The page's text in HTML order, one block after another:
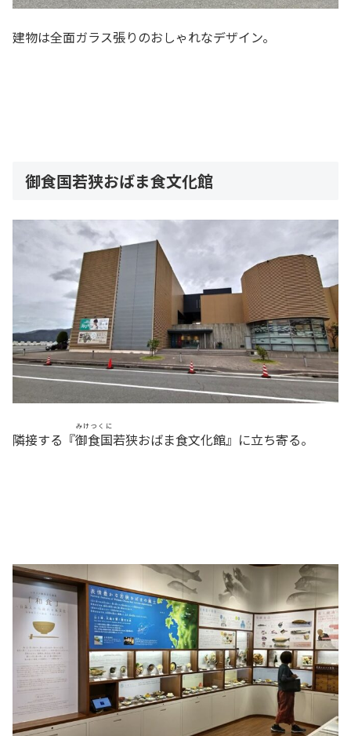
建物は全面ガラス張りのおしゃれなデザイン。
御食国若狭おばま食文化館
隣接する『御食国
みけつくに
若狭おばま食文化館』に立ち寄る。